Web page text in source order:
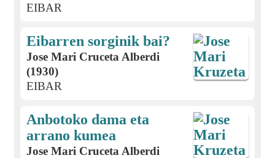
EIBAR
Eibarren sorginik bai?
Jose Mari Cruceta Alberdi
(1930)
EIBAR
Anbotoko dama eta
arrano kumea
Jose Mari Cruceta Alberdi